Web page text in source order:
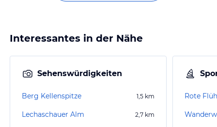
Interessantes in der Nähe
Sehenswürdigkeiten
Berg Kellenspitze 1,5 km
Lechaschauer Alm 2,7 km
Rote Flüh